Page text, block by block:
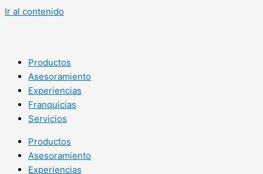
Ir al contenido
Productos
Asesoramiento
Experiencias
Franquicias
Servicios
Productos
Asesoramiento
Experiencias